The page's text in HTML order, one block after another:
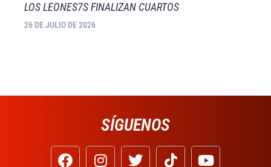
LOS LEONES7S FINALIZAN CUARTOS
26 DE JULIO DE 2026
SÍGUENOS